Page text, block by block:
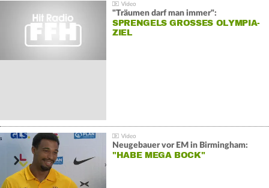
"Träumen darf man immer":
SPRENGELS GROSSES OLYMPIA-Z
IEL
Neugebauer vor EM in Birmingham:
"HABE MEGA BOCK"